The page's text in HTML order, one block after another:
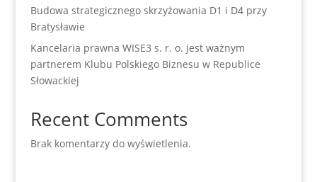
Budowa strategicznego skrzyżowania D1 i D4 przy
Bratysławie
Kancelaria prawna WISE3 s. r. o. jest ważnym
partnerem Klubu Polskiego Biznesu w Republice
Słowackiej
Recent Comments
Brak komentarzy do wyświetlenia.